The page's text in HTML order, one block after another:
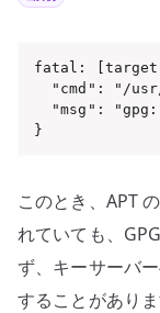
fatal: [target-
"cmd": "/
"msg":
}
このとき、APT の
れていても、
ず、キーサーバ
することがありま